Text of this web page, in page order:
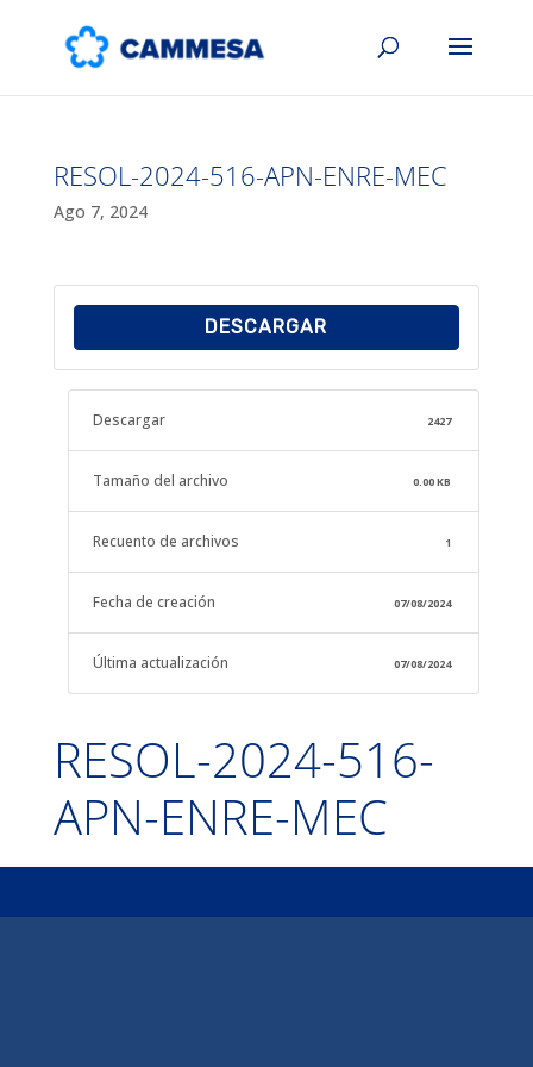
RESOL-2024-516-APN-ENRE-MEC
Ago 7, 2024
DESCARGAR
Descargar 2427
Tamaño del archivo 0.00 KB
Recuento de archivos 1
Fecha de creación 07/08/2024
Última actualización 07/08/2024
RESOL-2024-516-
APN-ENRE-MEC